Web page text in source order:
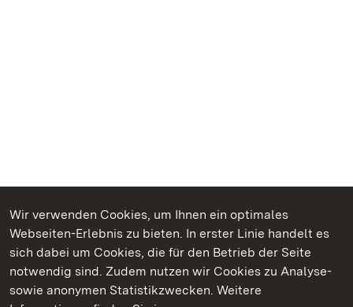
Wir verwenden Cookies, um Ihnen ein optimales
Webseiten-Erlebnis zu bieten. In erster Linie handelt es
sich dabei um Cookies, die für den Betrieb der Seite
notwendig sind. Zudem nutzen wir Cookies zu Analyse-
sowie anonymen Statistikzwecken. Weitere
Kommen. Staunen. Genießen.